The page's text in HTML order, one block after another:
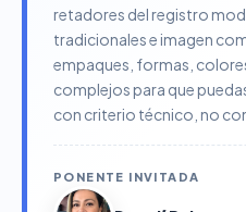
retadores del registro
tradicionales e imagen
empaques, formas,
complejos para que
con criterio técnico, no
PONENTE INVITADA